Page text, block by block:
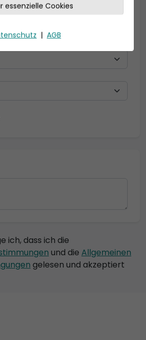
ich, dass ich die
und die Allgemeinen
gelesen und akzeptiert
essenzielle Cookies
| AGB